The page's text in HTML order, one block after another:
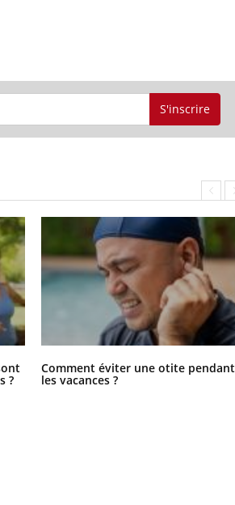
S'inscrire
?
Comment éviter une otite pendant
les vacances ?